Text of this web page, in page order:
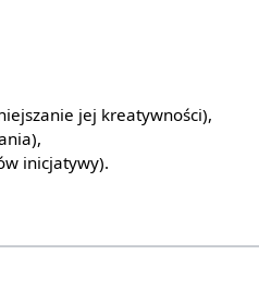
jej kreatywności),
inicjatywy).